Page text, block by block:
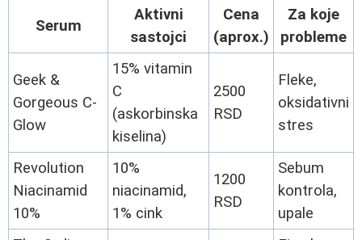
Serum
Aktivni
sastojci
Cena
(aprox.)
Za koje
probleme
Geek &
Gorgeous C-
Glow
15% vitamin
C
(askorbinska
kiselina)
2500
RSD
Fleke,
oksidativni
stres
Revolution
Niacinamid
10%
10%
niacinamid,
1% cink
1200
RSD
Sebum
kontrola,
upale